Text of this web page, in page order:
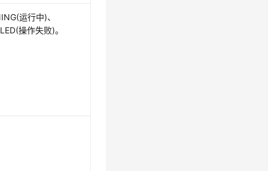
运行中)、
操作失败)。